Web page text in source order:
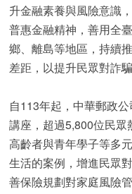
升金融素養與風險意識
普惠金融精神，善用全
鄉、離島等地區，持續
差距，以提升民眾對詐
自113年起，中華郵政
講座，超過5,800位民眾
高齡者與青年學子等多
生活的案例，增進民眾
善保險規劃對家庭風險管